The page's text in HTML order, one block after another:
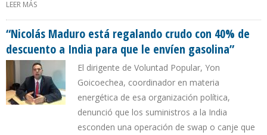
LEER MÁS
“Nicolás Maduro está regalando crudo con 40% de
descuento a India para que le envíen gasolina”
El dirigente de Voluntad Popular, Yon
Goicoechea, coordinador en materia
energética de esa organización política,
denunció que los suministros a la India
esconden una operación de swap o canje que